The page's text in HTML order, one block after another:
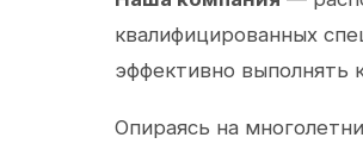
квалифицированных
эффективно выполнять
Опираясь на